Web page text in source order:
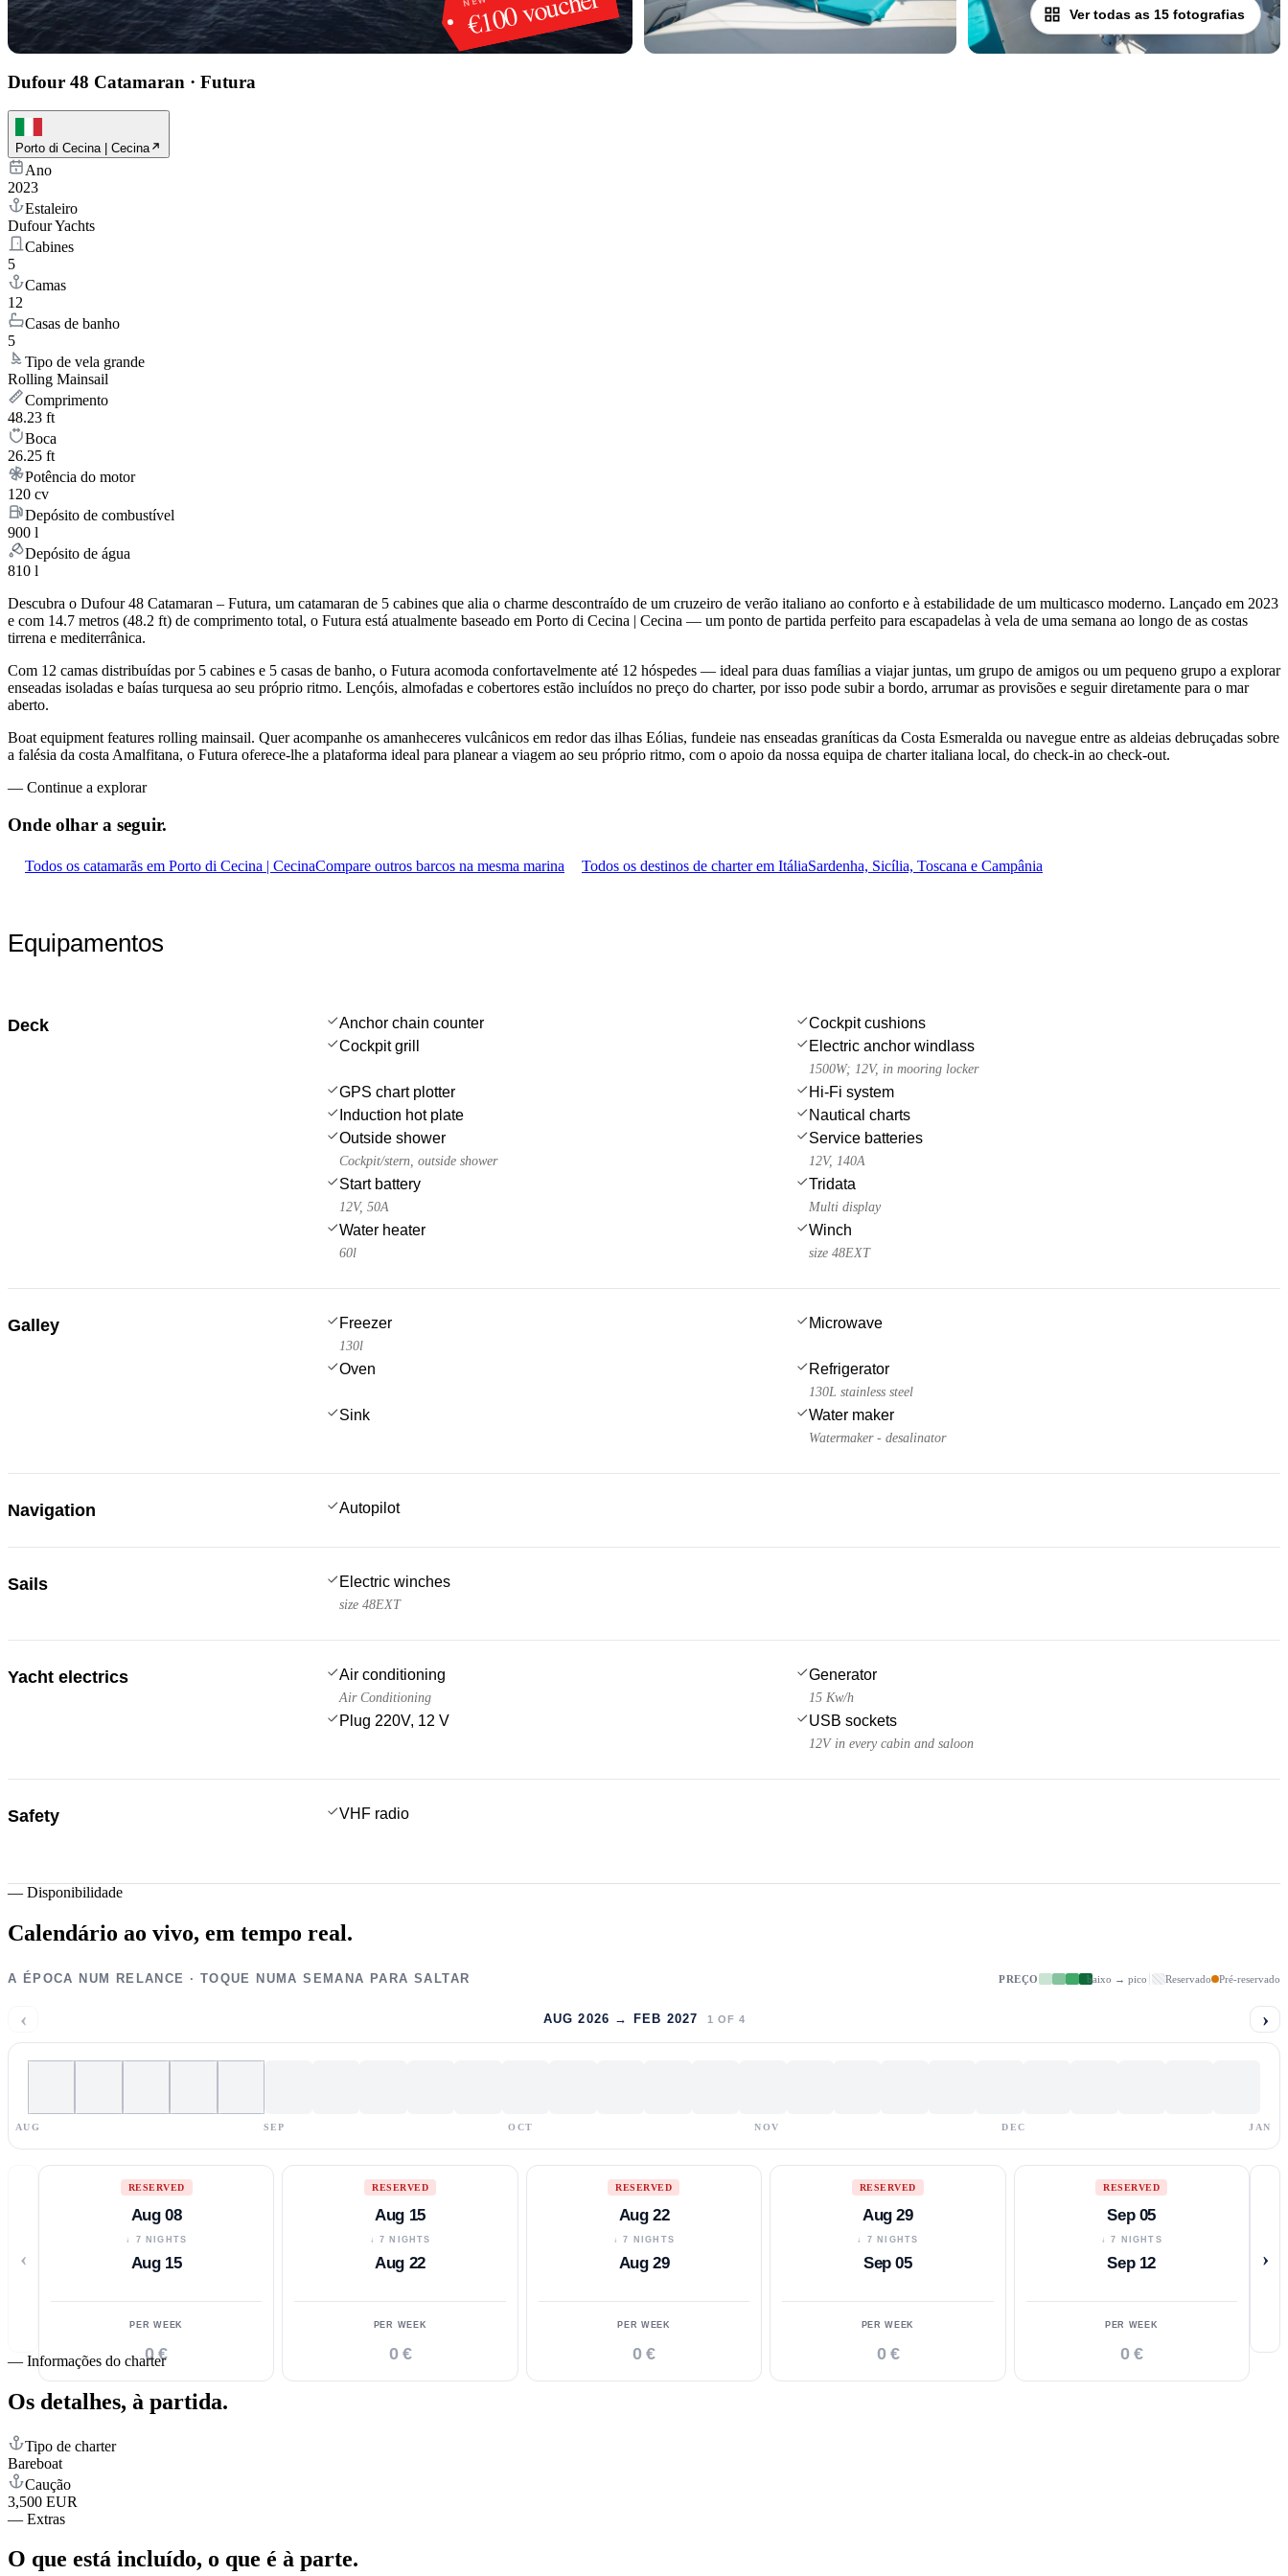
Ver todas as 15 fotografias
Dufour 48 Catamaran · Futura
Porto di Cecina | Cecina
Ano
2023
Estaleiro
Dufour Yachts
Cabines
5
Camas
12
Casas de banho
5
Tipo de vela grande
Rolling Mainsail
Comprimento
48.23 ft
Boca
26.25 ft
Potência do motor
120 cv
Depósito de combustível
900 l
Depósito de água
810 l
Descubra o Dufour 48 Catamaran – Futura, um catamaran de 5 cabines que alia o charme descontraído de um cruzeiro de verão italiano ao conforto e à estabilidade de um multicasco moderno. Lançado em 2023
e com 14.7 metros (48.2 ft) de comprimento total, o Futura está atualmente baseado em Porto di Cecina | Cecina — um ponto de partida perfeito para escapadelas à vela de uma semana ao longo de as costas
tirrena e mediterrânica.
Com 12 camas distribuídas por 5 cabines e 5 casas de banho, o Futura acomoda confortavelmente até 12 hóspedes — ideal para duas famílias a viajar juntas, um grupo de amigos ou um pequeno grupo a explorar
enseadas isoladas e baías turquesa ao seu próprio ritmo. Lençóis, almofadas e cobertores estão incluídos no preço do charter, por isso pode subir a bordo, arrumar as provisões e seguir diretamente para o mar
aberto.
Boat equipment features rolling mainsail. Quer acompanhe os amanheceres vulcânicos em redor das ilhas Eólias, fundeie nas enseadas graníticas da Costa Esmeralda ou navegue entre as aldeias debruçadas sobre
a falésia da costa Amalfitana, o Futura oferece-lhe a plataforma ideal para planear a viagem ao seu próprio ritmo, com o apoio da nossa equipa de charter italiana local, do check-in ao check-out.
— Continue a explorar
Onde olhar a seguir.
Todos os catamarãs em Porto di Cecina | CecinaCompare outros barcos na mesma marina Todos os destinos de charter em ItáliaSardenha, Sicília, Toscana e Campânia
Equipamentos
Deck Anchor chain counter
Cockpit cushions
Cockpit grill
Electric anchor windlass
1500W; 12V, in mooring locker
GPS chart plotter
Hi-Fi system
Induction hot plate
Nautical charts
Outside shower
Cockpit/stern, outside shower
Service batteries
12V, 140A
Start battery
12V, 50A
Tridata
Multi display
Water heater
60l
Winch
size 48EXT
Galley Freezer
130l
Microwave
Oven Refrigerator
130L stainless steel
Sink Water maker
Watermaker - desalinator
Navigation Autopilot
Sails Electric winches
size 48EXT
Yacht electrics Air conditioning
Air Conditioning
Generator
15 Kw/h
Plug 220V, 12 V USB sockets
12V in every cabin and saloon
Safety VHF radio
— Disponibilidade
Calendário ao vivo, em tempo real.
A ÉPOCA NUM RELANCE · TOQUE NUMA SEMANA PARA SALTAR PREÇO baixo → pico Reservado Pré-reservado
‹ AUG 2026 → FEB 2027 1 OF 4 ›
AUG SEP OCT NOV DEC JAN
‹
RESERVED
Aug 08
↓ 7 NIGHTS
Aug 15
PER WEEK
0 €
RESERVED
Aug 15
↓ 7 NIGHTS
Aug 22
PER WEEK
0 €
RESERVED
Aug 22
↓ 7 NIGHTS
Aug 29
PER WEEK
0 €
RESERVED
Aug 29
↓ 7 NIGHTS
Sep 05
PER WEEK
0 €
RESERVED
Sep 05
↓ 7 NIGHTS
Sep 12
PER WEEK
0 €
›
— Informações do charter
Os detalhes, à partida.
Tipo de charter
Bareboat
Caução
3,500 EUR
— Extras
O que está incluído, o que é à parte.